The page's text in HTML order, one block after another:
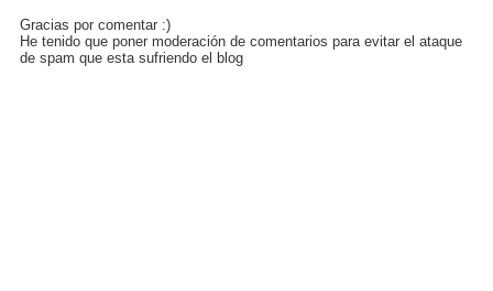
FACEBOOK
Gracias por comentar :)
He tenido que poner moderación de comentarios para evitar el ataque
de spam que esta sufriendo el blog